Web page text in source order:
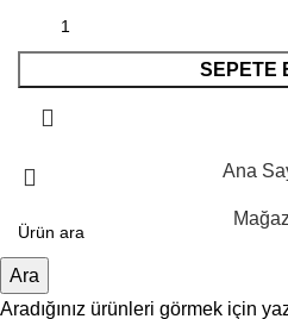
SEPETE
Ara
Aradığınız ürünleri görmek için
Ana